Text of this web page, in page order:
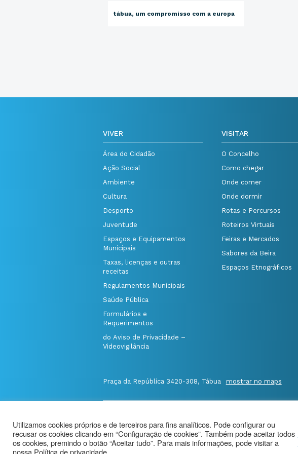
tábua, um compromisso com a europa
VIVER
Área do Cidadão
Ação Social
Ambiente
Cultura
Desporto
Juventude
Espaços e Equipamentos
Municipais
Taxas, licenças e outras
receitas
Regulamentos Municipais
Saúde Pública
Formulários e
Requerimentos
do Aviso de Privacidade –
Videovigilância
VISITAR
O Concelho
Como chegar
Onde comer
Onde dormir
Rotas e Percursos
Roteiros Virtuais
Feiras e Mercados
Sabores da Beira
Espaços Etnográficos
Praça da República 3420-308, Tábua mostrar no maps
Politica de Privacidade
|
Aviso de Privacidade - Videovigilância
Utilizamos cookies próprios e de terceiros para fins analíticos. Pode configurar ou
recusar os cookies clicando em “Configuração de cookies”. Também pode aceitar todos
os cookies, premindo o botão “Aceitar tudo”. Para mais informações, pode visitar a
nossa Política de privacidade.